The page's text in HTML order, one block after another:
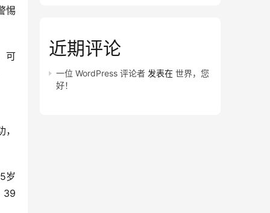
惕
可
岁
39
近期评论
一位 WordPress 评论者 发表在 世界，您
好！